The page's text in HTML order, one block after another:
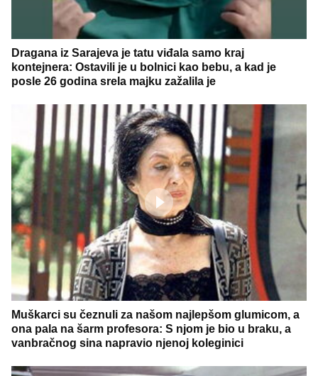
Dragana iz Sarajeva je tatu viđala samo kraj
kontejnera: Ostavili je u bolnici kao bebu, a kad je
posle 26 godina srela majku zažalila je
Muškarci su čeznuli za našom najlepšom glumicom, a
ona pala na šarm profesora: S njom je bio u braku, a
vanbračnog sina napravio njenoj koleginici